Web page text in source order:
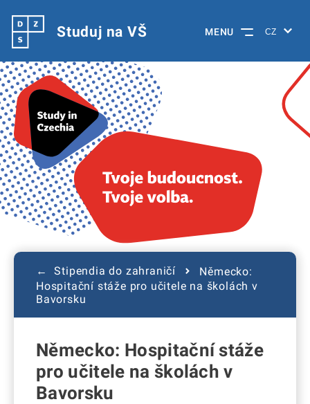
Studuj na VŠ MENU
← Stipendia do zahraničí
Německo:
Hospitační stáže pro učitele na školách v
Bavorsku
Německo: Hospitační stáže
pro učitele na školách v
Bavorsku